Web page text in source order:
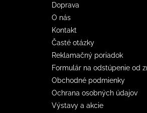
Doprava
O nás
Kontakt
Časté otázky
Reklamačný poriadok
Formulár na odstúpenie od
Obchodné podmienky
Ochrana osobných údajov
Výstavy a akcie